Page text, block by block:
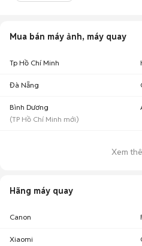
Máy quay Sony Vĩnh Long
Máy quay Sony Đà Nẵng
Máy quay Sony Bình Dương
Lưu ý: Mức giá được tổng hợp từ các tin
Mua bán máy ảnh, máy quay
Tp Hồ Chí Minh
Đà Nẵng
Bình Dương
(TP Hồ Chí Minh mới)
Xem
Hãng máy quay
Canon
Xiaomi